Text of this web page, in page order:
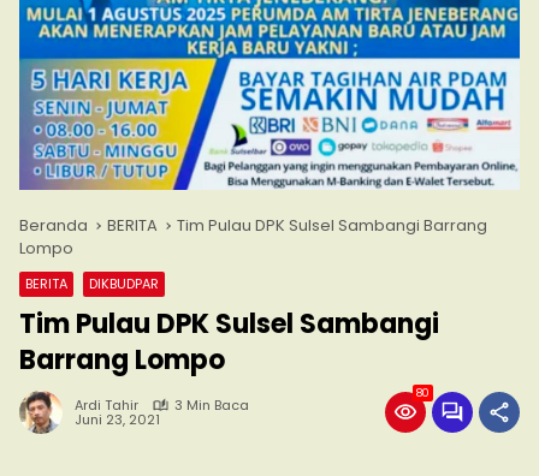
Beranda BERITA
Tim Pulau DPK Sulsel Sambangi Barrang
Lompo
BERITA DIKBUDPAR
Tim Pulau DPK Sulsel Sambangi
Barrang Lompo
Ardi Tahir 3 Min Baca
Juni 23, 2021
80